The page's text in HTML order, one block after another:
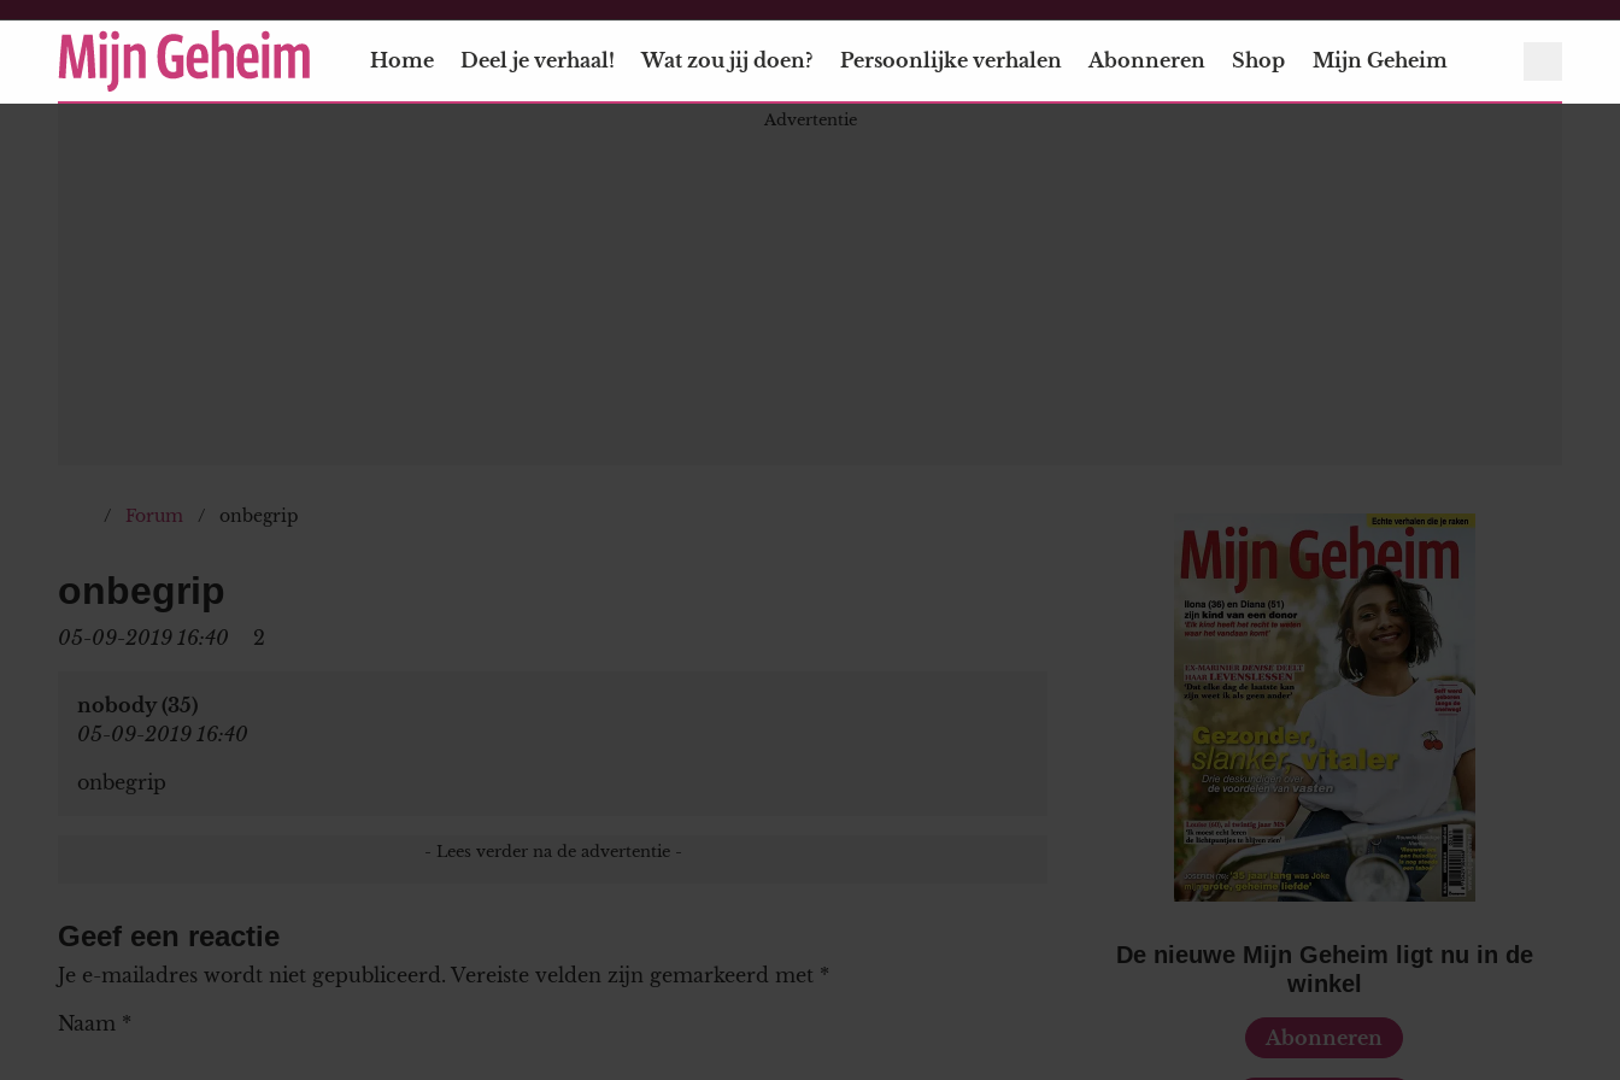
Home Deel je verhaal! Wat zou jij doen? Persoonlijke verhalen Abonneren Shop Mijn Geheim
Forum onbegrip
onbegrip
05-09-2019 16:40 2
nobody (35)
05-09-2019 16:40
onbegrip
Geef een reactie
Je e-mailadres wordt niet gepubliceerd. Vereiste velden zijn gemarkeerd met *
Naam *
De nieuwe Mijn Geheim ligt nu in de
winkel
Abonneren